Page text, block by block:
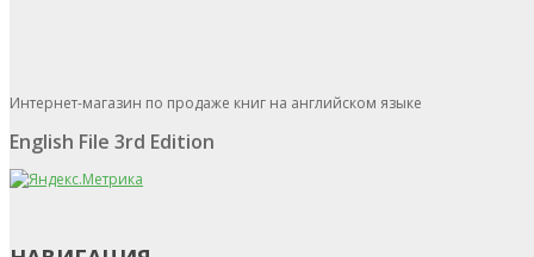
Интернет-магазин по продаже книг на английском языке
English File 3rd Edition